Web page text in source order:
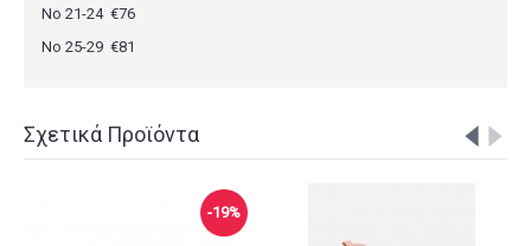
No 21-24 €76
Νο 25-29 €81
Σχετικά Προϊόντα
-19%